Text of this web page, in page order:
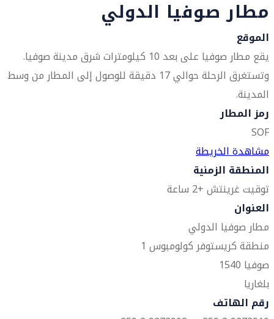
مطار صوفيا الدولي
الموقع
يقع مطار صوفيا على بعد 10 كيلومترات شرق مدينة صوفيا.
وتستغرق الرحلة حوالي 17 دقيقة للوصول إلى المطار من وسط
المدينة.
رمز المطار
SOF
مشاهدة الخريطة
المنطقة الزمنية
توقيت غرينتش +2 ساعة
العنوان
مطار صوفيا الدولي
منطقة كريستوفر كولومبوس 1
صوفيا 1540
بلغاريا
رقم الهاتف